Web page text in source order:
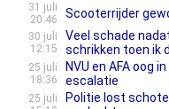
31 juli
20:46
Scooterrijder
30 juli
12:15
Veel schade
schrikken toen ik
25 juli
18:36
NVU en AFA oog
escalatie
25 juli
Politie lost